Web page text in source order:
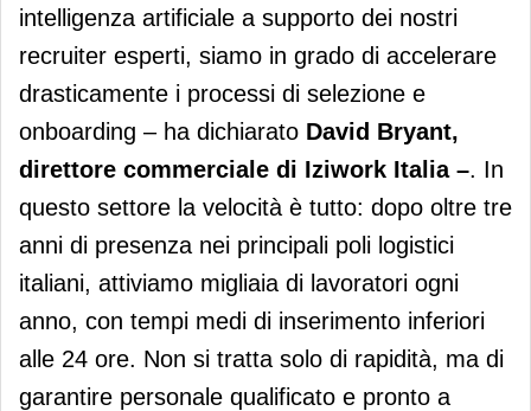
intelligenza artificiale a supporto dei nostri
recruiter esperti, siamo in grado di accelerare
drasticamente i processi di selezione e
onboarding – ha dichiarato David Bryant,
direttore commerciale di Iziwork Italia –. In
questo settore la velocità è tutto: dopo oltre tre
anni di presenza nei principali poli logistici
italiani, attiviamo migliaia di lavoratori ogni
anno, con tempi medi di inserimento inferiori
alle 24 ore. Non si tratta solo di rapidità, ma di
garantire personale qualificato e pronto a